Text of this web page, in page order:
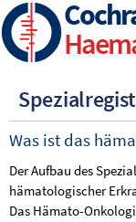
Skip
to
main
Was ist das
Der Aufbau des
hämatologischer
Das Hämato-